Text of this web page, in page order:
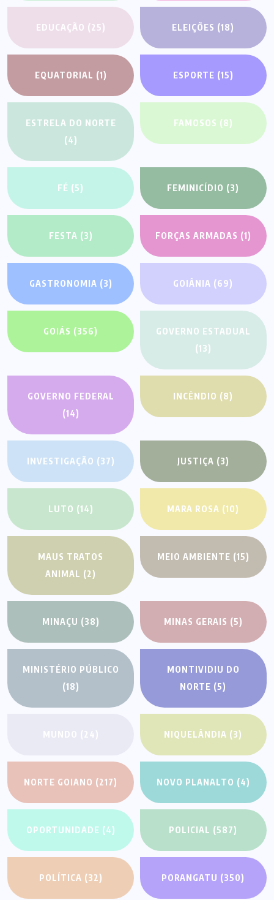
EDUCAÇÃO (25) ELEIÇÕES (18)
EQUATORIAL (1) ESPORTE (15)
ESTRELA DO NORTE
(4)
FAMOSOS (8)
FÉ (5) FEMINICÍDIO (3)
FESTA (3) FORÇAS ARMADAS (1)
GASTRONOMIA (3) GOIÂNIA (69)
GOIÁS (356)
GOVERNO ESTADUAL
(13)
GOVERNO FEDERAL
(14)
INCÊNDIO (8)
INVESTIGAÇÃO (37) JUSTIÇA (3)
LUTO (14) MARA ROSA (10)
MAUS TRATOS
ANIMAL (2)
MEIO AMBIENTE (15)
MINAÇU (38) MINAS GERAIS (5)
MINISTÉRIO PÚBLICO
(18)
MONTIVIDIU DO
NORTE (5)
NIQUELÂNDIA (3)
NORTE GOIANO (217) NOVO PLANALTO (4)
OPORTUNIDADE (4) POLICIAL (587)
POLÍTICA (32) PORANGATU (350)